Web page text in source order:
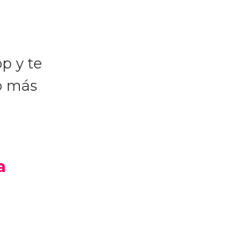
y te
más